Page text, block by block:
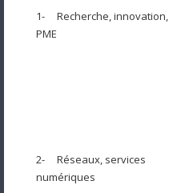
1- Recherche, innovation,
PME
2- Réseaux, services
numériques